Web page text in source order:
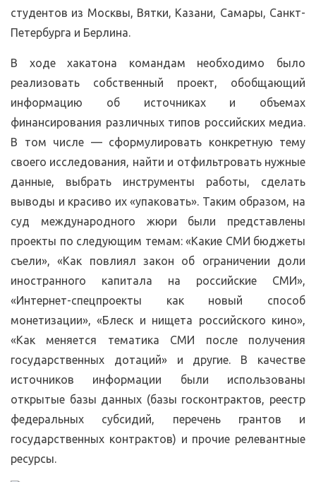
студентов из Москвы, Вятки, Казани, Самары, Санкт-
Петербурга и Берлина.
В ходе хакатона командам необходимо было
реализовать собственный проект, обобщающий
информацию об источниках и объемах
финансирования различных типов российских медиа.
В том числе — сформулировать конкретную тему
своего исследования, найти и отфильтровать нужные
данные, выбрать инструменты работы, сделать
выводы и красиво их «упаковать». Таким образом, на
суд международного жюри были представлены
проекты по следующим темам: «Какие СМИ бюджеты
съели», «Как повлиял закон об ограничении доли
иностранного капитала на российские СМИ»,
«Интернет-спецпроекты как новый способ
монетизации», «Блеск и нищета российского кино»,
«Как меняется тематика СМИ после получения
государственных дотаций» и другие. В качестве
источников информации были использованы
открытые базы данных (базы госконтрактов, реестр
федеральных субсидий, перечень грантов и
государственных контрактов) и прочие релевантные
ресурсы.